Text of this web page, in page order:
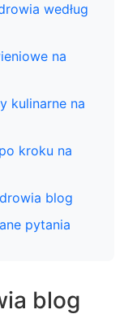
według
na
kulinarne na
kroku na
blog
pytania
blog